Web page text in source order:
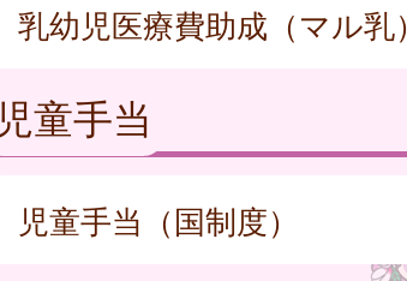
乳幼児医療費助成（マル乳）
児童手当
児童手当（国制度）